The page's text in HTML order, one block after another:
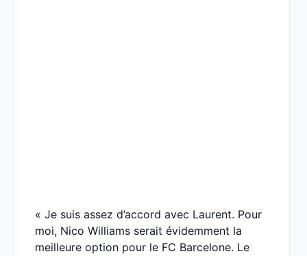
« Je suis assez d’accord avec Laurent. Pour
moi, Nico Williams serait évidemment la
meilleure option pour le FC Barcelone. Le